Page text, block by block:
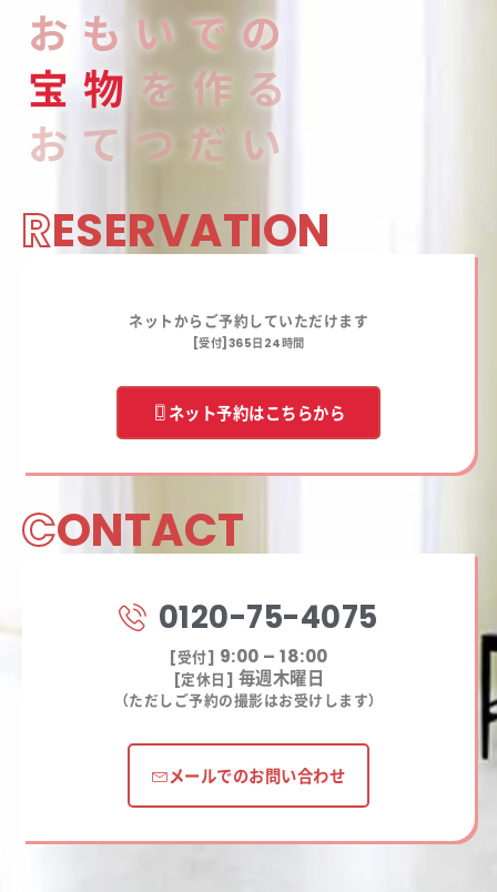
RESERVATION
ネットからご予約していただけます
[受付]365日24時間
ネット予約はこちらから
CONTACT
0120-75-4075
[受付] 9:00 – 18:00
[定休日] 毎週木曜日
（ただしご予約の撮影はお受けします）
メールでのお問い合わせ
おもいでの
宝 物 を作る
おてつだい